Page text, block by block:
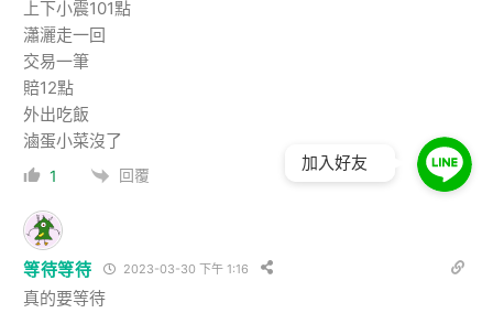
上下小震101點
瀟灑走一回
交易一筆
賠12點
外出吃飯
滷蛋小菜沒了
1 回覆
等待等待 2023-03-30 下午 1:16
真的要等待
加入好友